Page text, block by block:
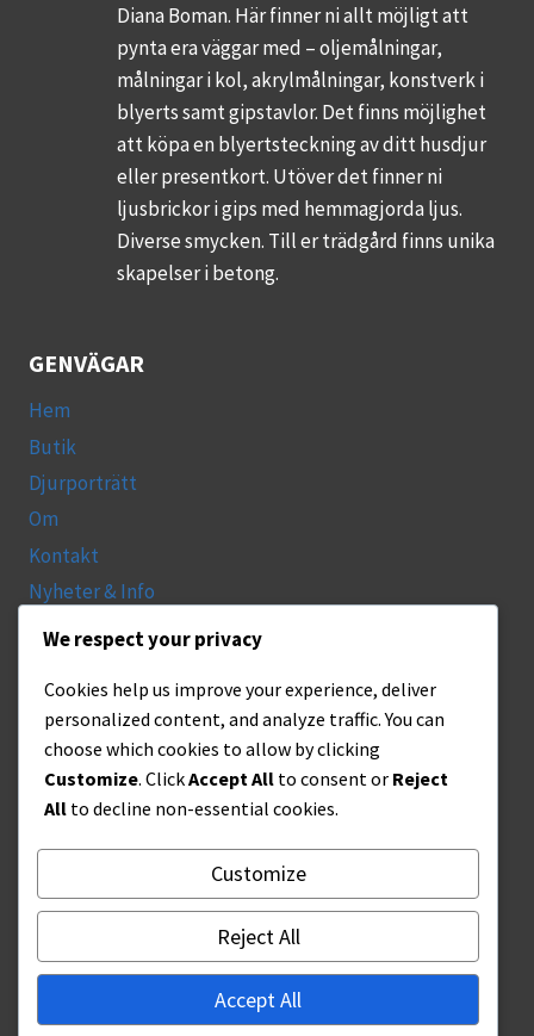
Diana Boman. Här finner ni allt möjligt att
pynta era väggar med – oljemålningar,
målningar i kol, akrylmålningar, konstverk i
blyerts samt gipstavlor. Det finns möjlighet
att köpa en blyertsteckning av ditt husdjur
eller presentkort. Utöver det finner ni
ljusbrickor i gips med hemmagjorda ljus.
Diverse smycken. Till er trädgård finns unika
skapelser i betong.
GENVÄGAR
Hem
Butik
Djurporträtt
Om
Kontakt
Nyheter & Info
Fraktinformation
Köpvillkor
Intigritetspolicy
SOCIAL
We respect your privacy
Cookies help us improve your experience, deliver
personalized content, and analyze traffic. You can
choose which cookies to allow by clicking
Customize. ClickAccept All to consent or Reject
All to decline non-essential cookies.
Customize
Reject All
Accept All